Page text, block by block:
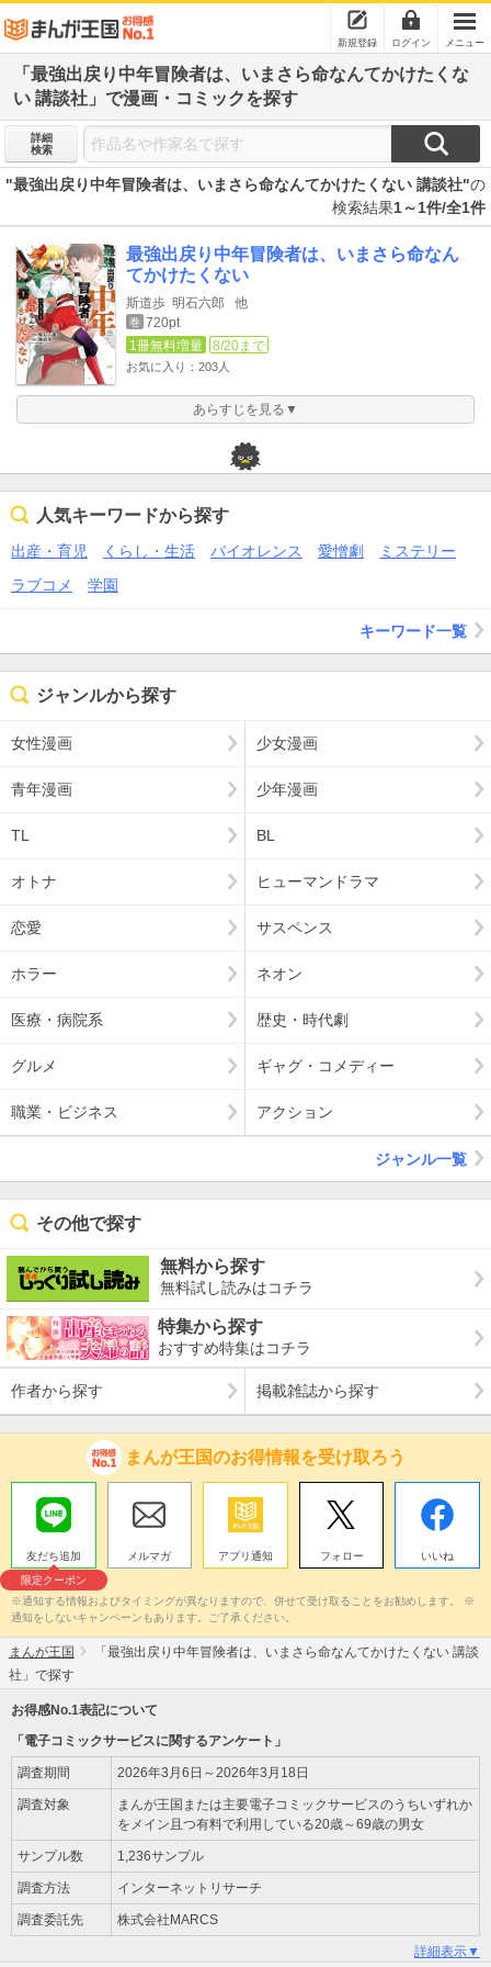
新規登録 ログイン メニュー
「最強出戻り中年冒険者は、いまさら命なんてかけたくな
い 講談社」で漫画・コミックを探す
詳細
検索
"最強出戻り中年冒険者は、いまさら命なんてかけたくない 講談社"の
検索結果1～1件/全1件
最強出戻り中年冒険者は、いまさら命なん
てかけたくない
斯道歩 明石六郎 他
巻 720pt
1冊無料増量
8/20まで
お気に入り：203人
あらすじを見る▼
人気キーワードから探す
出産・育児 くらし・生活 バイオレンス 愛憎劇
ミステリー
ラブコメ
学園
キーワード一覧
ジャンルから探す
女性漫画 少女漫画
青年漫画 少年漫画
TL BL
オトナ ヒューマンドラマ
恋愛 サスペンス
ホラー ネオン
医療・病院系 歴史・時代劇
グルメ ギャグ・コメディー
職業・ビジネス アクション
ジャンル一覧
その他で探す
無料から探す
無料試し読みはコチラ
特集から探す
おすすめ特集はコチラ
作者から探す 掲載雑誌から探す
まんが王国のお得情報を受け取ろう
友だち追加
限定クーポン
メルマガ アプリ通知 フォロー いいね
※通知する情報およびタイミングが異なりますので、併せて受け取ることをお勧めします。 ※
通知をしないキャンペーンもあります。ご了承ください。
まんが王国
「最強出戻り中年冒険者は、いまさら命なんてかけたくない 講談
社」で探す
お得感No.1表記について
「電子コミックサービスに関するアンケート」
調査期間 2026年3月6日～2026年3月18日
調査対象
まんが王国または主要電子コミックサービスのうちいずれか
をメイン且つ有料で利用している20歳～69歳の男女
サンプル数 1,236サンプル
調査方法 インターネットリサーチ
調査委託先 株式会社MARCS
詳細表示▼